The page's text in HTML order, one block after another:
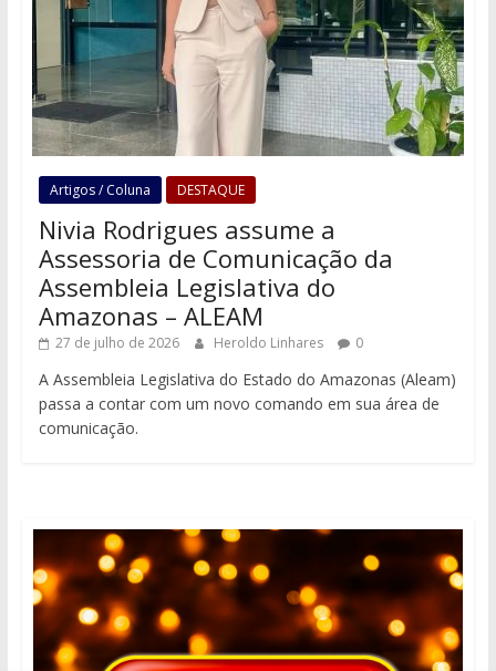
Artigos / Coluna DESTAQUE
Nivia Rodrigues assume a
Assessoria de Comunicação da
Assembleia Legislativa do
Amazonas – ALEAM
27 de julho de 2026 Heroldo Linhares 0
A Assembleia Legislativa do Estado do Amazonas (Aleam)
passa a contar com um novo comando em sua área de
comunicação.